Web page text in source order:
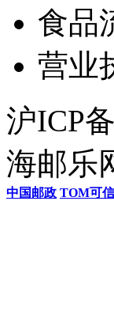
食品
营业
沪ICP
海邮乐
中国邮政 TOM可